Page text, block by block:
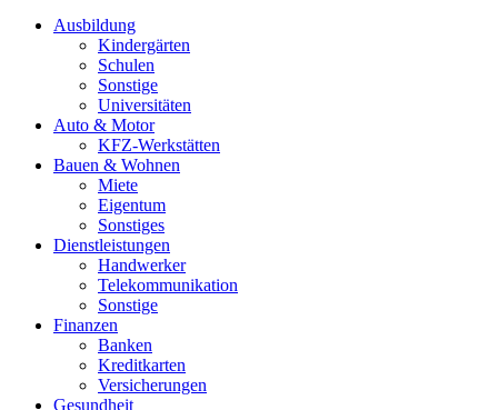
Ausbildung
Kindergärten
Schulen
Sonstige
Universitäten
Auto & Motor
KFZ-Werkstätten
Bauen & Wohnen
Miete
Eigentum
Sonstiges
Dienstleistungen
Handwerker
Telekommunikation
Sonstige
Finanzen
Banken
Kreditkarten
Versicherungen
Gesundheit